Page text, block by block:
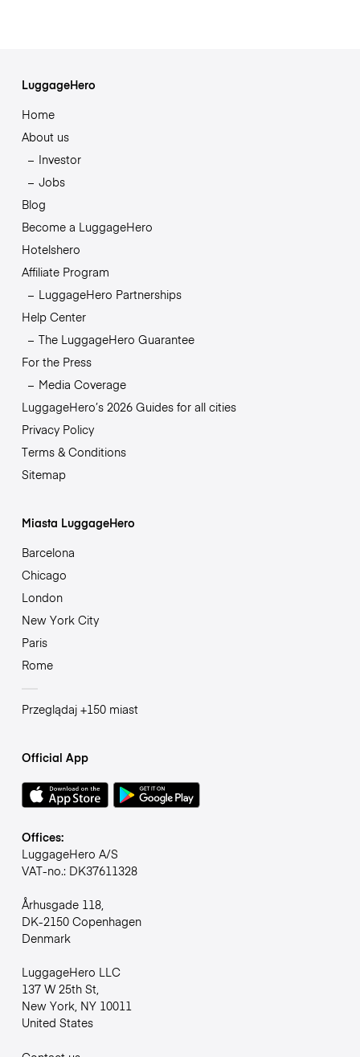
LuggageHero
Home
About us
Investor
Jobs
Blog
Become a LuggageHero
Hotelshero
Affiliate Program
LuggageHero Partnerships
Help Center
The LuggageHero Guarantee
For the Press
Media Coverage
LuggageHero’s 2026 Guides for all cities
Privacy Policy
Terms & Conditions
Sitemap
Miasta LuggageHero
Barcelona
Chicago
London
New York City
Paris
Rome
Przeglądaj +150 miast
Official App
Offices:
LuggageHero A/S
VAT-no.: DK37611328
Århusgade 118,
DK-2150 Copenhagen
Denmark
LuggageHero LLC
137 W 25th St,
New York, NY 10011
United States